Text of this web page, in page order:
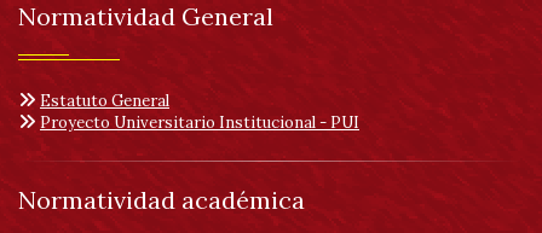
Normatividad General
Estatuto General
Proyecto Universitario Institucional - PUI
Normatividad académica